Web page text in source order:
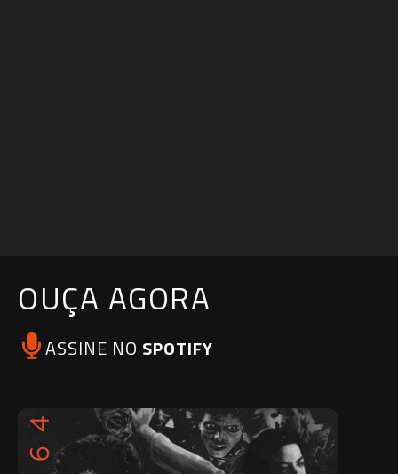
OUÇA AGORA
ASSINE NO SPOTIFY